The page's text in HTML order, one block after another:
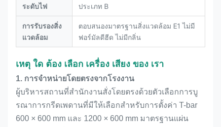
ระดับไฟ ประเภท B
การรับรองสิ่ง
แวดล้อม
ตอบสนองมาตรฐานสิ่งแวดล้อม E1 ไม่มี
ฟอร์มัลดีฮีด ไม่มีกลิ่น
เหตุ ใด ต้อง เลือก เครื่อง เสียง ของ เรา
1. การจําหน่ายโดยตรงจากโรงงาน
ผู้บริหารสถานที่สํานักงานสั่งโดยตรงด้วยตัวเลือกการบู
รณาการกรีดเพดานที่มีให้เลือกสําหรับการตั้งค่า T-bar
600 × 600 mm และ 1200 × 600 mm มาตรฐานแผ่น